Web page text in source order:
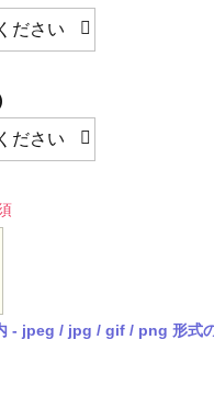
- jpeg / jpg / gif / png 形式